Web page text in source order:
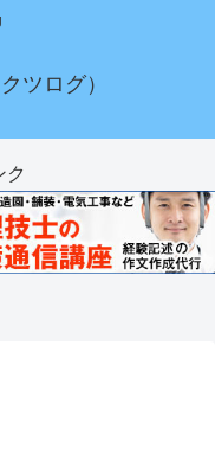
ツログ）
ク